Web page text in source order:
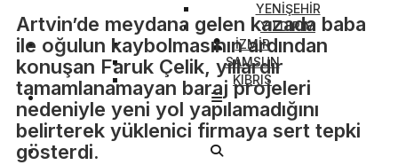
YENİŞEHİR
YILDIRIM
İZMİR
SAMSUN
KIBRIS
Artvin’de meydana gelen kazada baba
ile oğulun kaybolmasının ardından
konuşan Faruk Çelik, yıllardır
tamamlanamayan baraj projeleri
nedeniyle yeni yol yapılamadığını
belirterek yüklenici firmaya sert tepki
gösterdi.